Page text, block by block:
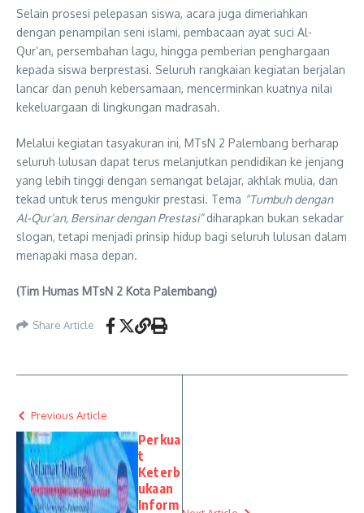
Selain prosesi pelepasan siswa, acara juga dimeriahkan
dengan penampilan seni islami, pembacaan ayat suci Al-
Qur’an, persembahan lagu, hingga pemberian penghargaan
kepada siswa berprestasi. Seluruh rangkaian kegiatan berjalan
lancar dan penuh kebersamaan, mencerminkan kuatnya nilai
kekeluargaan di lingkungan madrasah.
Melalui kegiatan tasyakuran ini, MTsN 2 Palembang berharap
seluruh lulusan dapat terus melanjutkan pendidikan ke jenjang
yang lebih tinggi dengan semangat belajar, akhlak mulia, dan
tekad untuk terus mengukir prestasi. Tema “Tumbuh dengan
Al-Qur’an, Bersinar dengan Prestasi”diharapkan bukan sekadar
slogan, tetapi menjadi prinsip hidup bagi seluruh lulusan dalam
menapaki masa depan.
(Tim Humas MTsN 2 Kota Palembang)
Share Article
Previous Article
Perkua
t
Keterb
ukaan
Inform